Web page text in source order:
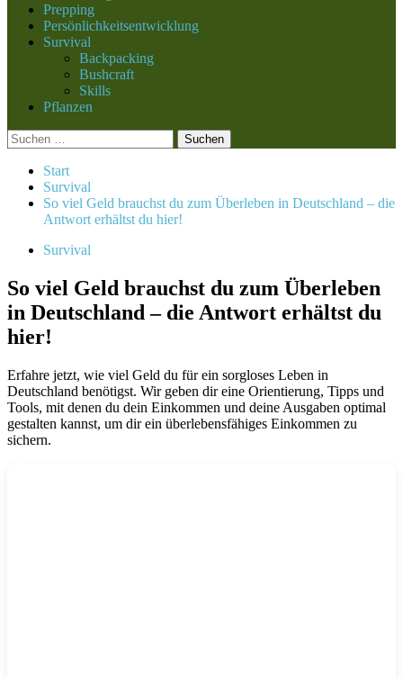
Prepping
Persönlichkeitsentwicklung
Survival
Backpacking
Bushcraft
Skills
Pflanzen
Suchen
nach:
Start
Survival
So viel Geld brauchst du zum Überleben in Deutschland – die
Antwort erhältst du hier!
Survival
So viel Geld brauchst du zum Überleben
in Deutschland – die Antwort erhältst du
hier!
Erfahre jetzt, wie viel Geld du für ein sorgloses Leben in
Deutschland benötigst. Wir geben dir eine Orientierung, Tipps und
Tools, mit denen du dein Einkommen und deine Ausgaben optimal
gestalten kannst, um dir ein überlebensfähiges Einkommen zu
sichern.